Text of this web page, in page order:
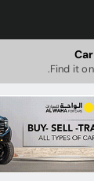
Find it